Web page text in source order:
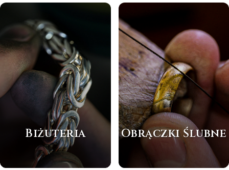
Biżuteria Obrączki Ślubne